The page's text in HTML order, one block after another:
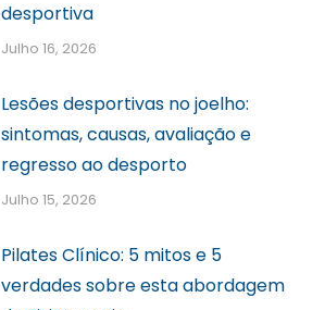
desportiva
Julho 16, 2026
Lesões desportivas no joelho:
sintomas, causas, avaliação e
regresso ao desporto
Julho 15, 2026
Pilates Clínico: 5 mitos e 5
verdades sobre esta abordagem